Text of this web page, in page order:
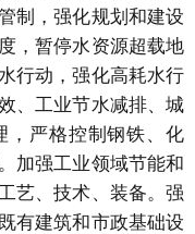
制，强化规划和建设
，暂停水资源超载地
行动，强化高耗水行
、工业节水减排、城
，严格控制钢铁、化
加强工业领域节能和
艺、技术、装备。强
有建筑和市政基础设